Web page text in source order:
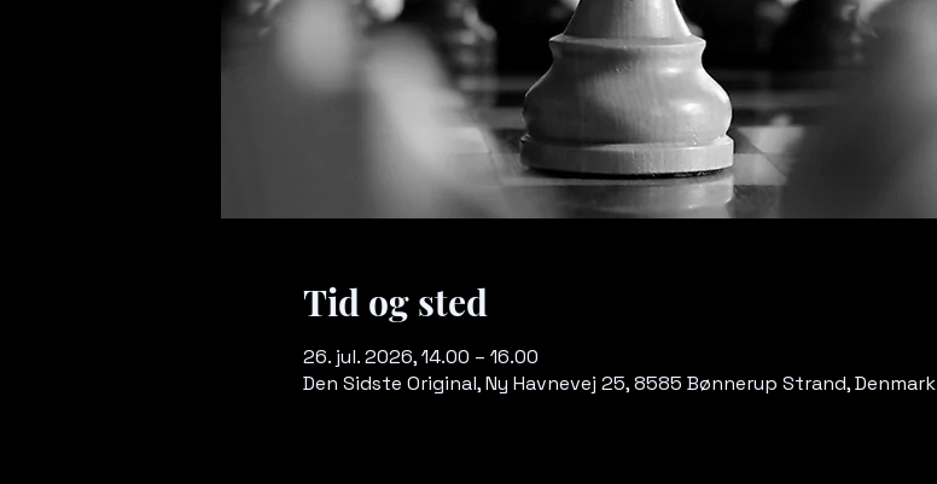
Tid og sted
26. jul. 2026, 14.00 – 16.00
Den Sidste Original, Ny Havnevej 25, 8585 Bønnerup Strand, Denmark